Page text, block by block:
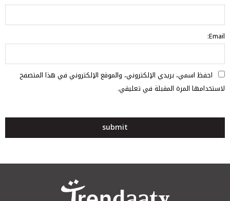
Email:
احفظ اسمي، بريدي الإلكتروني، والموقع الإلكتروني في هذا المتصفح
لاستخدامها المرة المقبلة في تعليقي.